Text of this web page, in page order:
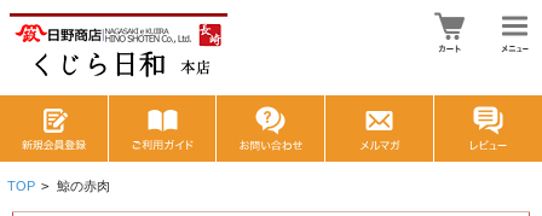
TOP > 鯨の赤肉